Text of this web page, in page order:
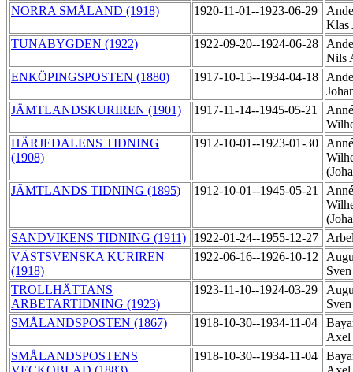
NORRA SMÅLAND (1918) 1920-11-01--1923-06-29
TUNABYGDEN (1922)
1922-09-20--1924-06-28
Nils
ENKÖPINGSPOSTEN (1880)
1917-10-15--1934-04-18
JÄMTLANDSKURIREN (1901)
1917-11-14--1945-05-21
HÄRJEDALENS TIDNING
(1908)
1912-10-01--1923-01-30
JÄMTLANDS TIDNING (1895)
1912-10-01--1945-05-21
SANDVIKENS TIDNING (1911)
1922-01-24--1955-12-27
VÄSTSVENSKA KURIREN
(1918)
1922-06-16--1926-10-12
TROLLHÄTTANS
ARBETARTIDNING (1923)
1923-11-10--1924-03-29
SMÅLANDSPOSTEN (1867)
1918-10-30--1934-11-04
Axel
SMÅLANDSPOSTENS
1918-10-30--1934-11-04